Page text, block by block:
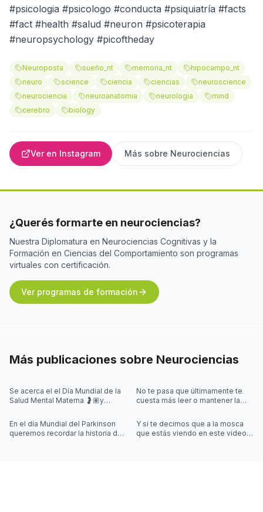
#psicologia #psicologo #conducta #psiquiatría #facts
#fact #health #salud #neuron #psicoterapia
#neuropsychology #picoftheday
Neuroposta sueño_nt memoria_nt
hipocampo_nt
neuro
science ciencia ciencias
neuroscience
neurociencia
neuroanatomia neurologia
mind
cerebro
biology
Ver en Instagram Más sobre Neurociencias
¿Querés formarte en neurociencias?
Nuestra Diplomatura en Neurociencias Cognitivas y la
Formación en Ciencias del Comportamiento son programas
virtuales con certificación.
Ver programas de formación
Más publicaciones sobre Neurociencias
Se acerca el el Día Mundial de la
Salud Mental Materna 🤰🏽y
hablando de algo que se escucha
mu
No te pasa que últimamente te
cuesta más leer o mantener la
En el día Mundial del Parkinson
queremos recordar la historia de
Y si te decimos que a la mosca
que estás viendo en este video